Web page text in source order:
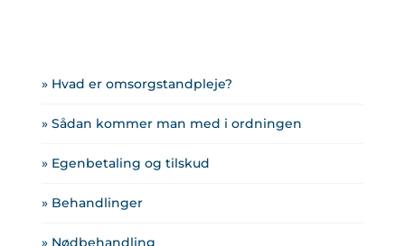
» Hvad er omsorgstandpleje?
» Sådan kommer man med i ordningen
» Egenbetaling og tilskud
» Behandlinger
» Nødbehandling